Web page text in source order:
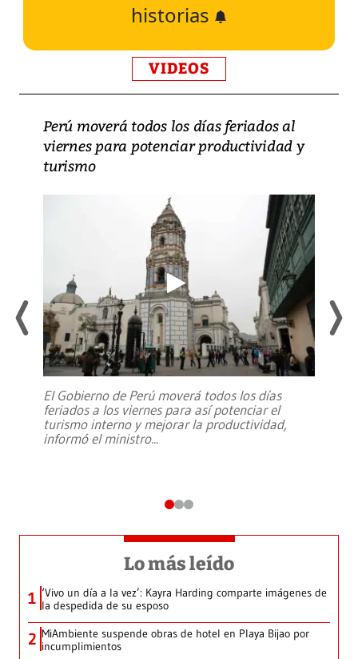
historias
VIDEOS
Perú moverá todos los días feriados al
viernes para potenciar productividad y
turismo
El Gobierno de Perú moverá todos los días
feriados a los viernes para así potenciar el
turismo interno y mejorar la productividad,
informó el ministro...
Lo más leído
1 ‘Vivo un día a la vez’: Kayra Harding comparte imágenes de
la despedida de su esposo
2 MiAmbiente suspende obras de hotel en Playa Bijao por
incumplimientos